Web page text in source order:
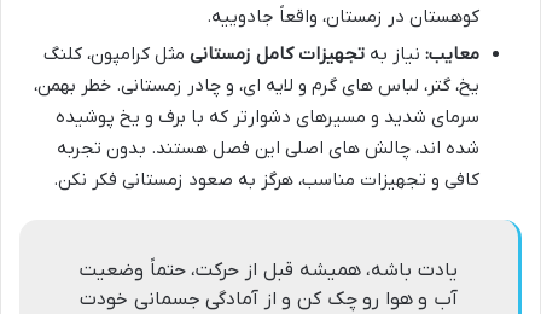
کوهستان در زمستان، واقعاً جادوییه.
معایب: نیاز به تجهیزات کامل زمستانی مثل کرامپون، کلنگ
یخ، گتر، لباس های گرم و لایه ای، و چادر زمستانی. خطر بهمن،
سرمای شدید و مسیرهای دشوارتر که با برف و یخ پوشیده
شده اند، چالش های اصلی این فصل هستند. بدون تجربه
کافی و تجهیزات مناسب، هرگز به صعود زمستانی فکر نکن.
یادت باشه، همیشه قبل از حرکت، حتماً وضعیت
آب و هوا رو چک کن و از آمادگی جسمانی خودت